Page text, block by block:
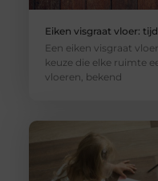
Eiken visgraat vloer:
Een eiken visgraat
keuze die elke ruimte
vloeren, bekend